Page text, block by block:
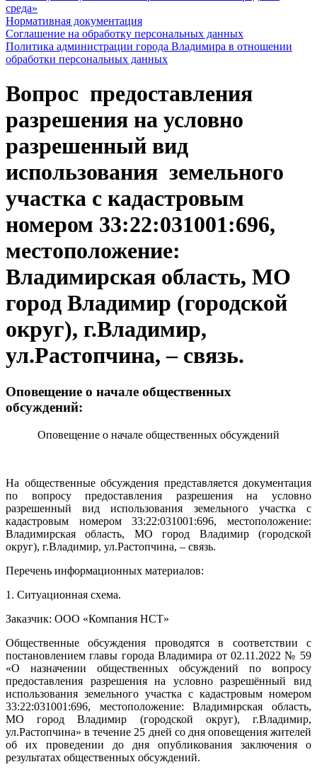
среда»
Нормативная документация
Соглашение на обработку персональных данных
Политика администрации города Владимира в отношении
обработки персональных данных
Вопрос предоставления
разрешения на условно
разрешенный вид
использования земельного
участка с кадастровым
номером 33:22:031001:696,
местоположение:
Владимирская область, МО
город Владимир (городской
округ), г.Владимир,
ул.Растопчина, – связь.
Оповещение о начале общественных
обсуждений:
Оповещение о начале общественных обсуждений
На общественные обсуждения представляется документация
по вопросу предоставления разрешения на условно
разрешенный вид использования земельного участка с
кадастровым номером 33:22:031001:696, местоположение:
Владимирская область, МО город Владимир (городской
округ), г.Владимир, ул.Растопчина, – связь.
Перечень информационных материалов:
1. Ситуационная схема.
Заказчик: ООО «Компания НСТ»
Общественные обсуждения проводятся в соответствии с
постановлением главы города Владимира от 02.11.2022 № 59
«О назначении общественных обсуждений по вопросу
предоставления разрешения на условно разрешённый вид
использования земельного участка с кадастровым номером
33:22:031001:696, местоположение: Владимирская область,
МО город Владимир (городской округ), г.Владимир,
ул.Растопчина» в течение 25 дней со дня оповещения жителей
об их проведении до дня опубликования заключения о
результатах общественных обсуждений.